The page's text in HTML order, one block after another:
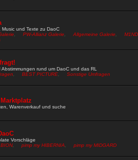
Music und Texte zu DaoC
PW-Allianz Galerie Allgemeine Galerie
rund um DaoC und das RL
BEST PICTURE Sonstige Umfragen
Warenverkauf und suche
Vorschläge
, pimp my HIBERNIA pimp my MIDGARD